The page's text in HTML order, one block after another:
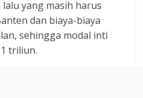
yang masih harus
dan biaya-biaya
sehingga modal inti
triliun.